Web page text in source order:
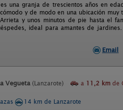
una granja de trescientos años en
y de modo en una ubicación
y unos minutos de pie hasta el
ideal para amantes de
Email
Vegueta (Lanzarote) a 11,2 km de
14 km de Lanzarote